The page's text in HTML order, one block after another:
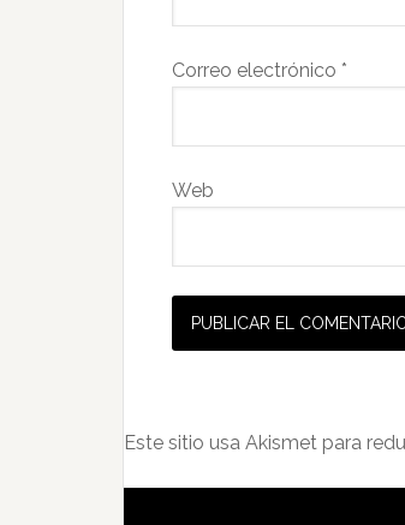
Correo electrónico *
Web
Este sitio usa Akismet para